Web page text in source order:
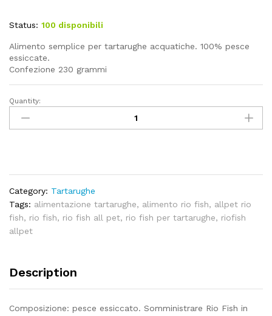
Status: 100 disponibili
Alimento semplice per tartarughe acquatiche. 100% pesce
essiccate.
Confezione 230 grammi
Pesci
essiccati
per
Allpet
quantity
Quantity:
Category: Tartarughe
Tags: alimentazione tartarughe, alimento rio fish, allpet rio
fish, rio fish, rio fish all pet, rio fish per tartarughe, riofish
allpet
Description
Composizione: pesce essiccato. Somministrare Rio Fish in